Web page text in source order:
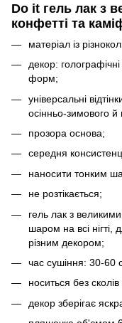
Do it гель лак з
конфетті та
матеріал із
декор:
форм;
універсальні
осінньо-зимового й
прозора основа;
середня
наносити тонким
не розтікається;
гель лак з
шаром на всі нігті,
різним декором;
час сушіння: 30-60
носиться без
декор зберігає